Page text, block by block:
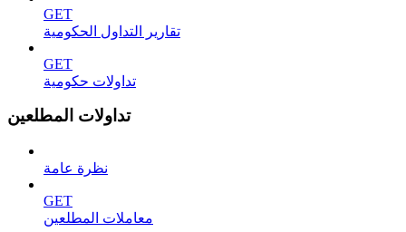
GET
تقارير التداول الحكومية
GET
تداولات حكومية
تداولات المطلعين
نظرة عامة
GET
معاملات المطلعين